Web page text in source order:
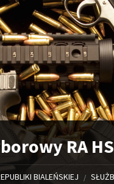
RA
BIALEŃSKIEJ /